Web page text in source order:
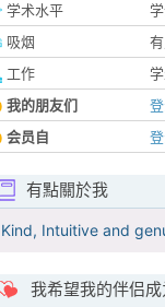
学术水平
吸烟
工作
我的朋友们
会员自
有點關於我
Kind, Intuitive and
我希望我的伴侣成